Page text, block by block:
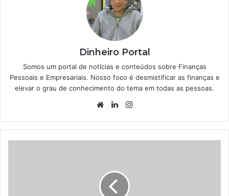
Dinheiro Portal
Somos um portal de notícias e conteúdos sobre Finanças
Pessoais e Empresariais. Nosso foco é desmistificar as finanças e
elevar o grau de conhecimento do tema em todas as pessoas.
WebsiteLinkedin